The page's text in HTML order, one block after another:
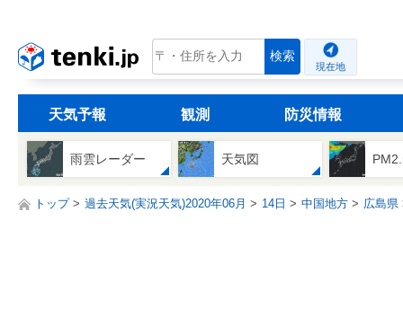
tenki.jp 検索
現在地
天気予報 観測 防災情報
雨雲レーダー 天気図
トップ 過去天気(実況天気)2020年06月 14日 中国地方 広島県